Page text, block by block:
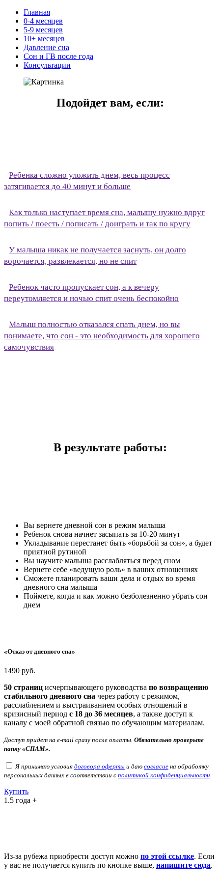
Главная
0-4 месяцев
5-9 месяцев
10+ месяцев
Давление сна
Сон и ГВ после года
Консультации
Подойдет вам, если:
Ребенка сложно уложить днем, весь процесс
затягивается до 40 минут и больше
Как только наступает время сна, малышу нужно вдруг
попить / поесть / пописать / доиграть и так по кругу
У малыша никак не получается заснуть, он долго
ворочается, развлекается, но не спит
Ребенок часто пропускает сон, а к вечеру
переутомляется и ночью спит очень беспокойно
Малыш полностью отказался спать днем, но вы
понимаете, что сон - это необходимость для хорошего
самочувствия
В результате работы:
Вы вернете дневной сон в режим малыша
Ребенок снова начнет засыпать за 10-20 минут
Укладывание перестанет быть «борьбой за сон», а будет
приятной рутиной
Вы научите малыша расслабляться перед сном
Вернете себе «ведущую роль» в ваших отношениях
Сможете планировать ваши дела и отдых во время
дневного сна малыша
Поймете, когда и как можно безболезненно убрать сон
днем
«Отказ от дневного сна»
1490 руб.
50 страниц исчерпывающего руководства по возвращению
стабильного дневного сна через работу с режимом,
расслаблением и выстраиванием особых отношений в
кризисный период с 18 до 36 месяцев, а также доступ к
каналу с моей обратной связью по обучающим материалам.
Доступ придет на e-mail сразу после оплаты. Обязательно проверьте
папку «СПАМ».
Я принимаю условия договора оферты и даю согласие на обработку
персональных данных в соответствии с политикой конфиденциальности
Купить
1.5 года +
Из-за рубежа приобрести доступ можно по этой ссылке. Если
у вас не получается купить по кнопке выше, напишите сюда.